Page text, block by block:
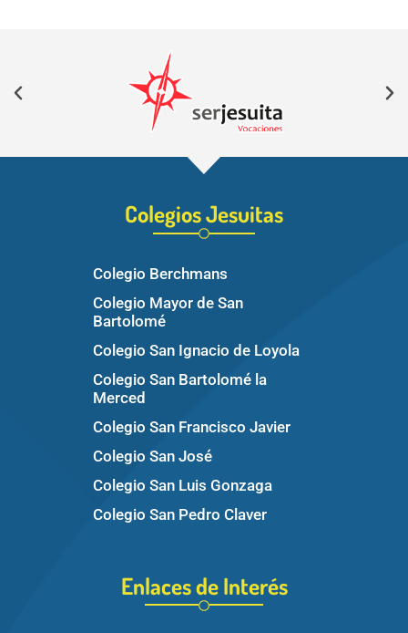
Colegios Jesuitas
Colegio Berchmans
Colegio Mayor de San
Bartolomé
Colegio San Ignacio de Loyola
Colegio San Bartolomé la
Merced
Colegio San Francisco Javier
Colegio San José
Colegio San Luis Gonzaga
Colegio San Pedro Claver
Enlaces de Interés